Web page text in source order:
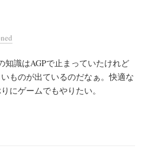
知識はAGPで止まっていたけれど
ものが出ているのだなぁ。快適な
にゲームでもやりたい。